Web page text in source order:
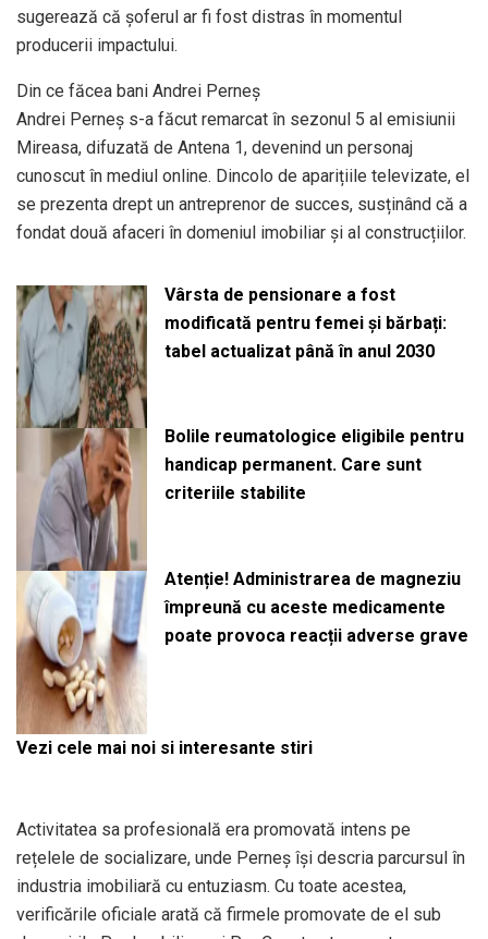
sugerează că șoferul ar fi fost distras în momentul
producerii impactului.
Din ce făcea bani Andrei Perneș
Andrei Perneș s-a făcut remarcat în sezonul 5 al emisiunii
Mireasa, difuzată de Antena 1, devenind un personaj
cunoscut în mediul online. Dincolo de aparițiile televizate, el
se prezenta drept un antreprenor de succes, susținând că a
fondat două afaceri în domeniul imobiliar și al construcțiilor.
Vârsta de pensionare a fost
modificată pentru femei și bărbați:
tabel actualizat până în anul 2030
Bolile reumatologice eligibile pentru
handicap permanent. Care sunt
criteriile stabilite
Atenție! Administrarea de magneziu
împreună cu aceste medicamente
poate provoca reacții adverse grave
Vezi cele mai noi si interesante stiri
Activitatea sa profesională era promovată intens pe
rețelele de socializare, unde Perneș își descria parcursul în
industria imobiliară cu entuziasm. Cu toate acestea,
verificările oficiale arată că firmele promovate de el sub